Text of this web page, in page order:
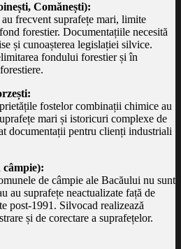
Comănești):
frecvent suprafețe mari, limite
forestier. Documentațiile necesită
și cunoașterea legislației silvice.
fondului forestier și în
fostelor combinații chimice au
mari și istoricuri complexe de
documentații pentru clienți industriali
de câmpie ale Bacăului nu sunt
au suprafețe neactualizate față de
post-1991. Silvocad realizează
și de corectare a suprafețelor.